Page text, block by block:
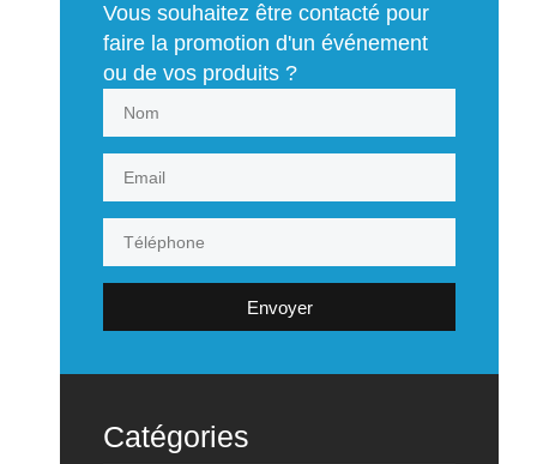
Vous souhaitez être contacté pour
faire la promotion d'un événement
ou de vos produits ?
Envoyer
Catégories